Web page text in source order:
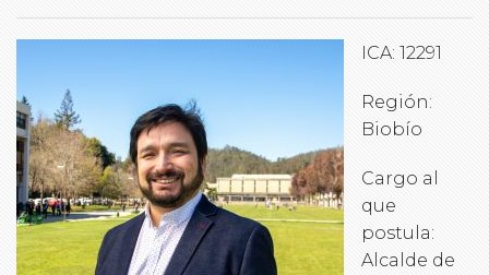
ICA: 12291
Región:
Biobío
Cargo al
que
postula:
Alcalde de